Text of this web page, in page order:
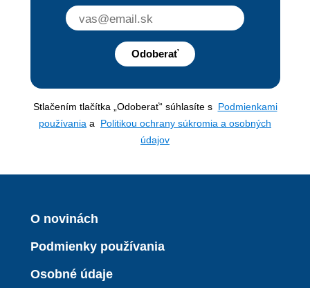
Odoberať
Stlačením tlačítka „Odoberať“ súhlasíte s Podmienkami
používania a Politikou ochrany súkromia a osobných
údajov
O novinách
Podmienky používania
Osobné údaje